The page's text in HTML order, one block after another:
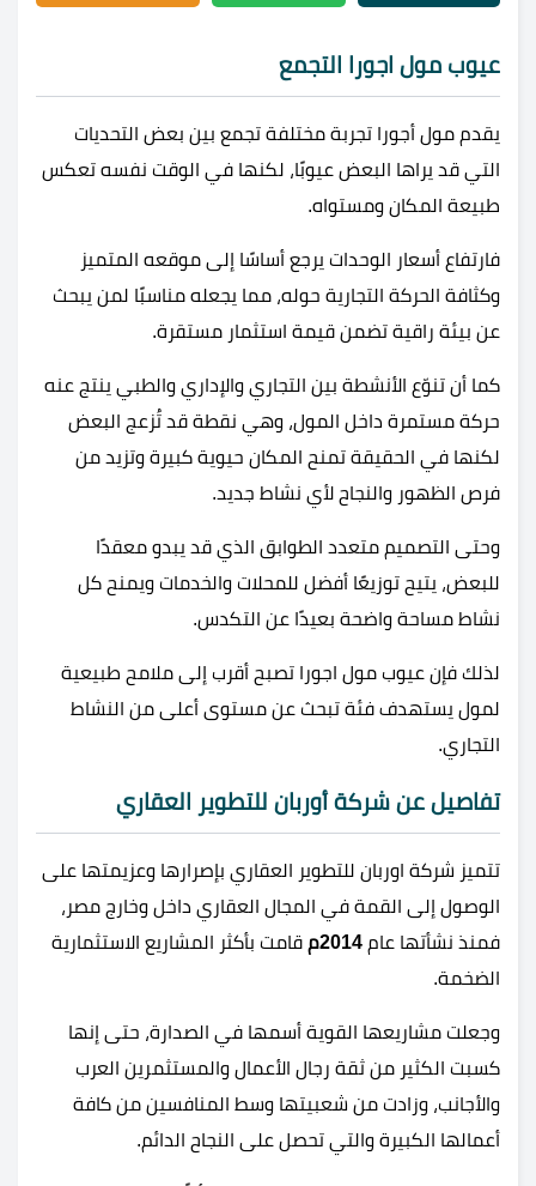
عيوب مول اجورا التجمع
يقدم مول أجورا تجربة مختلفة تجمع بين بعض التحديات
التي قد يراها البعض عيوبًا، لكنها في الوقت نفسه تعكس
طبيعة المكان ومستواه.
فارتفاع أسعار الوحدات يرجع أساسًا إلى موقعه المتميز
وكثافة الحركة التجارية حوله، مما يجعله مناسبًا لمن يبحث
عن بيئة راقية تضمن قيمة استثمار مستقرة.
كما أن تنوّع الأنشطة بين التجاري والإداري والطبي ينتج عنه
حركة مستمرة داخل المول، وهي نقطة قد تُزعج البعض
لكنها في الحقيقة تمنح المكان حيوية كبيرة وتزيد من
فرص الظهور والنجاح لأي نشاط جديد.
وحتى التصميم متعدد الطوابق الذي قد يبدو معقدًا
للبعض، يتيح توزيعًا أفضل للمحلات والخدمات ويمنح كل
نشاط مساحة واضحة بعيدًا عن التكدس.
لذلك فإن عيوب مول اجورا تصبح أقرب إلى ملامح طبيعية
لمول يستهدف فئة تبحث عن مستوى أعلى من النشاط
التجاري.
تفاصيل عن شركة أوربان للتطوير العقاري
تتميز شركة اوربان للتطوير العقاري بإصرارها وعزيمتها على
الوصول إلى القمة في المجال العقاري داخل وخارج مصر،
فمنذ نشأتها عام 2014م
قامت بأكثر المشاريع الاستثمارية
الضخمة.
وجعلت مشاريعها القوية أسمها في الصدارة، حتى إنها
كسبت الكثير من ثقة رجال الأعمال والمستثمرين العرب
والأجانب، وزادت من شعبيتها وسط المنافسين من كافة
أعمالها الكبيرة والتي تحصل على النجاح الدائم.